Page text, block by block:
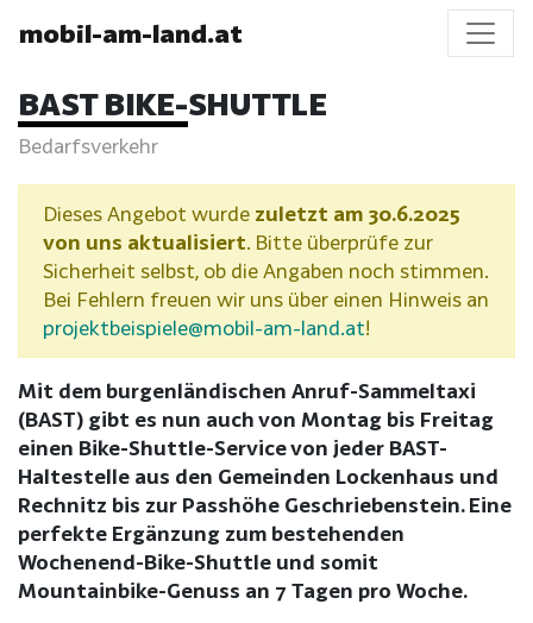
mobil-am-land.at
BAST BIKE-SHUTTLE
Bedarfsverkehr
Dieses Angebot wurde zuletzt am 30.6.2025
von uns aktualisiert. Bitte überprüfe zur
Sicherheit selbst, ob die Angaben noch stimmen.
Bei Fehlern freuen wir uns über einen Hinweis an
projektbeispiele@mobil-am-land.at!
Mit dem burgenländischen Anruf-Sammeltaxi
(BAST) gibt es nun auch von Montag bis Freitag
einen Bike-Shuttle-Service von jeder BAST-
Haltestelle aus den Gemeinden Lockenhaus und
Rechnitz bis zur Passhöhe Geschriebenstein. Eine
perfekte Ergänzung zum bestehenden
Wochenend-Bike-Shuttle und somit
Mountainbike-Genuss an 7 Tagen pro Woche.